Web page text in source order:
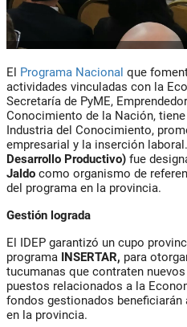
El Programa Nacional que
actividades vinculadas con la
Secretaría de PyME,
Conocimiento de la Nación,
Industria del Conocimiento,
empresarial y la inserción
Desarrollo Productivo) fue
Jaldo como organismo de
del programa en la provincia.
Gestión lograda
El IDEP garantizó un cupo
programa INSERTAR, para
tucumanas que contraten
puestos relacionados a la
fondos gestionados beneficiarán
en la provincia.